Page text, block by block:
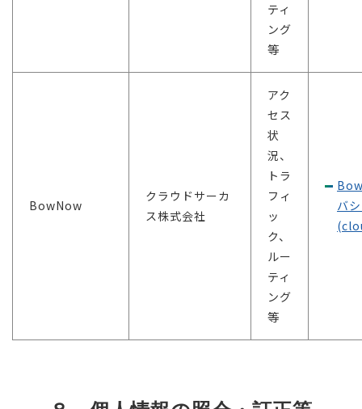
ティ
ング
等
BowNow
クラウドサーカ
ス株式会社
アク
セス
状
況、
トラ
フィ
ッ
ク、
ルー
ティ
ング
等
バ